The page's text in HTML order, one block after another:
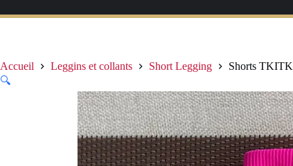
Accueil Leggins et collants Short Legging
Shorts TKITK
🔍